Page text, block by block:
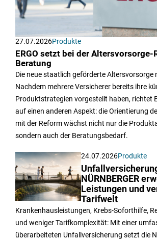
27.07.2026Produkte
ERGO setzt bei der Altersvorsorge-
Beratung
Die neue staatlich geförderte Altersvorsorge
Nachdem mehrere Versicherer bereits ihre
Produktstrategien vorgestellt haben, richtet
auf einen anderen Aspekt: die Orientierung
mit der Reform wächst nicht nur die
sondern auch der Beratungsbedarf.
24.07.2026Produkte
NÜRNBERGER
Leistungen und
Tarifwelt
Krankenhausleistungen, Krebs-Soforthilfe,
und weniger Tarifkomplexität: Mit einer
überarbeiteten Unfallversicherung setzt die